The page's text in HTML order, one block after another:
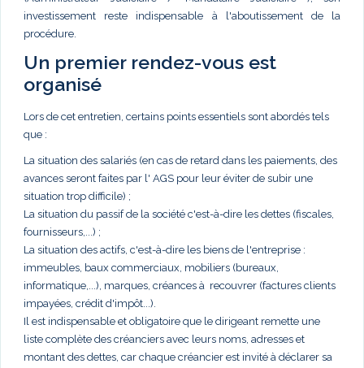
investissement reste indispensable à l'aboutissement de la
procédure.
Un premier rendez-vous est
organisé
Lors de cet entretien, certains points essentiels sont abordés tels
que :
La situation des salariés (en cas de retard dans les paiements, des
avances seront faites par l' AGS pour leur éviter de subir une
situation trop difficile) ;
La situation du passif de la société c'est-à-dire les dettes (fiscales,
fournisseurs,...) ;
La situation des actifs, c'est-à-dire les biens de l'entreprise :
immeubles, baux commerciaux, mobiliers (bureaux,
informatique,...), marques, créances à recouvrer (factures clients
impayées, crédit d'impôt...).
Il est indispensable et obligatoire que le dirigeant remette une
liste complète des créanciers avec leurs noms, adresses et
montant des dettes, car chaque créancier est invité à déclarer sa